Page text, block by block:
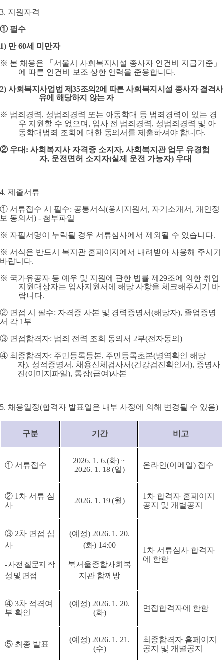
3. 지원자격
① 필수
1) 만60세 미만자
※ 본 채용은 「 서울시 사회복지시설 종사자 인건비 지급기준 」
에 따른 인건비 보조 상한 연력을 준용합니다.
2) 사회복지사업법 제35조의 2에 따른 사회복지시설 종사자 결격사
유에 해당하지 않는 자
※ 범죄경력, 성범죄경력 또는 아동학대 등 범죄경력이 있는 경
우 지원할 수 없으며 , 입사 전 범죄경력, 성범죄경력 및 아
동학대범죄 조회에 대한 동의서를 제출하셔야 합니다.
② 우대 : 사회복지사 자격증 소지자, 사회복지관 업무 유경험
자, 운전면허 소지자(실제 운전 가능자) 우대
4. 제출서류
① 서류접수 시 필수: 공통서식(응시지원서 , 자기소개서 , 개인정
보 동의서) - 첨부파일
※ 자필서명이 누락될 경우 서류심사에서 제외될 수 있습니다.
※ 서식은 반드시 복지관 홈페이지에서 내려받아 사용해 주시기
바랍니다.
※ 국가유공자 등 예우 및 지원에 관한 법률 제 29조에 의한 취업
지원대상자는 입사지원서에 해당 사항을 체크해주시기 바
랍니다.
② 면접 시 필수: 자격증 사본 및 경력증명서(해당자), 졸업증명
서 각 1 부
③ 면접합격자: 범죄 전력 조회 동의서 2부(전자동의 )
④ 최종합격자: 주민등록등본, 주민등록초본(병역확인 해당
자), 성적증명서 , 채용신체검사서(건강검진확인서), 증명사
진(이미지파일), 통장(급여)사본
5. 채용일정(합격자 발표일은 내부 사정에 의해 변경될 수 있음)
구분 기간 비고
① 서류접수
2026. 1. 6.(화) ~
2026. 1. 18.(일)
온라인(이메일) 접수
② 1 차 서류 심
사
2026. 1. 19.(월)
1 차 합격자 홈페이지
공지 및 개별공지
③ 2차 면접 심
사
-사전 질문지 작
성 및 면접
(예정) 2026. 1. 20.
(화) 14:00
북서울종합사회복
지관 함께방
1 차 서류심사 합격자
에 한함
④ 3차 적격여
부 확인
(예정) 2026. 1. 20.
(화)
면접합격자에 한함
⑤ 최종 발표
(예정) 2026. 1. 21.
(수)
최종합격자 홈페이지
공지 및 개별공지